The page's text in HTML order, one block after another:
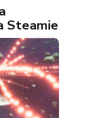
Steamie